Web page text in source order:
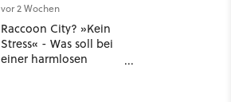
vor 2 Wochen
Raccoon City? »Kein
Stress« - Was soll bei
einer harmlosen